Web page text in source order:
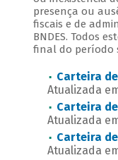
presença ou
fiscais e de
BNDES. Todos
final do período
Carteira
Atualizada
Carteira
Atualizada
Carteira
Atualizada